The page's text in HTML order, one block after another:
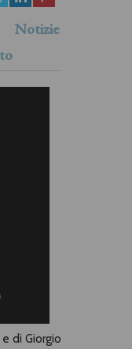
Notizie
di Giorgio